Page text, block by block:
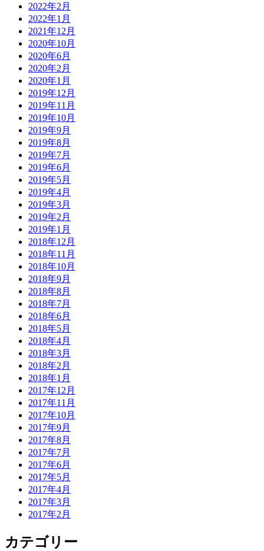
2022年2月
2022年1月
2021年12月
2020年10月
2020年6月
2020年2月
2020年1月
2019年12月
2019年11月
2019年10月
2019年9月
2019年8月
2019年7月
2019年6月
2019年5月
2019年4月
2019年3月
2019年2月
2019年1月
2018年12月
2018年11月
2018年10月
2018年9月
2018年8月
2018年7月
2018年6月
2018年5月
2018年4月
2018年3月
2018年2月
2018年1月
2017年12月
2017年11月
2017年10月
2017年9月
2017年8月
2017年7月
2017年6月
2017年5月
2017年4月
2017年3月
2017年2月
カテゴリー